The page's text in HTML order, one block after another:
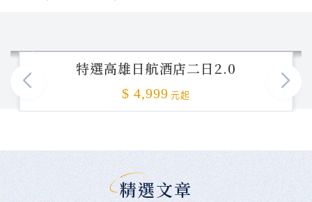
特選高雄日航酒店二日2.0
$ 4,999 元起
精選文章